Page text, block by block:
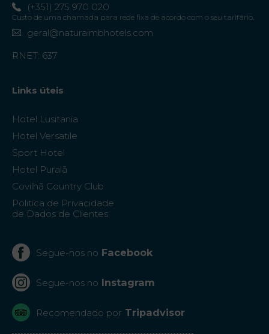
(+351) 275 970 020
Custo de uma chamada para rede fixa de acordo com o seu tarifário.
geral@naturaimbhotels.com
RNET: 637
Links úteis
Hotel Lusitania
Hotel Versatile
Sport Hotel
Hotel Puralã
Covilhã Country Club
Politica de Privacidade
de Dados de Clientes
Segue-nos no Facebook
Segue-nos no Instagram
Recomendado por Tripadvisor